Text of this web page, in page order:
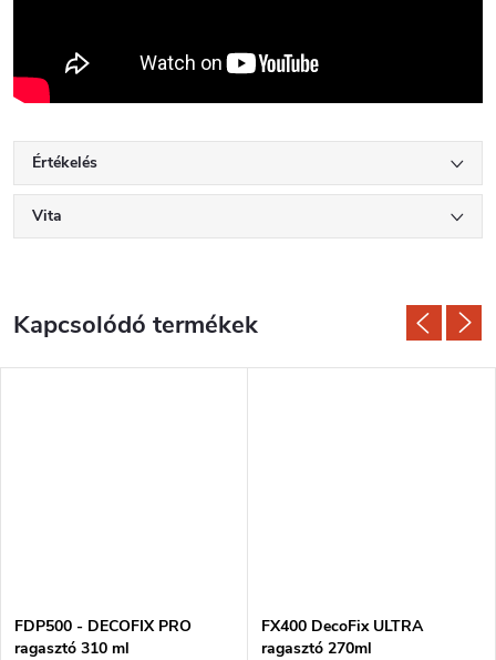
Értékelés
Vita
Kapcsolódó termékek
FDP500 - DECOFIX PRO
ragasztó 310 ml
FX400 DecoFix ULTRA
ragasztó 270ml